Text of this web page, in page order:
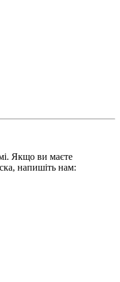
Якщо ви маєте
напишіть нам: